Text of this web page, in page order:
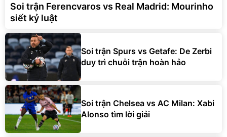
Soi trận Ferencvaros vs Real Madrid: Mourinho
siết kỷ luật
Soi trận Spurs vs Getafe: De Zerbi
duy trì chuỗi trận hoàn hảo
Soi trận Chelsea vs AC Milan: Xabi
Alonso tìm lời giải